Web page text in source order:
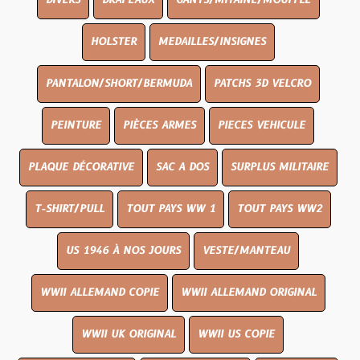
HOLSTER MEDAILLES/INSIGNES
PANTALON/SHORT/BERMUDA PATCHS 3D VELCRO
PEINTURE PIÈCES ARMES PIECES VEHICULE
PLAQUE DÉCORATIVE SAC A DOS SURPLUS MILITAIRE
T-SHIRT/PULL TOUT PAYS WW 1 TOUT PAYS WW2
US 1946 À NOS JOURS VESTE/MANTEAU
WWII ALLEMAND COPIE WWII ALLEMAND ORIGINAL
WWII UK ORIGINAL WWII US COPIE